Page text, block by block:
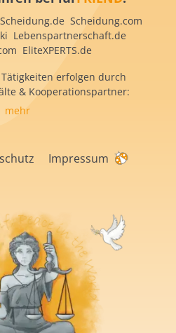
Scheidung.com
Lebenspartnerschaft.de
EliteXPERTS.de
erfolgen durch
& Kooperationspartner:
mehr
Impressum